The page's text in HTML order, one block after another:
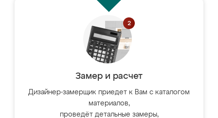
Замер и расчет
Дизайнер-замерщик приедет к Вам с каталогом
материалов,
проведёт детальные замеры,